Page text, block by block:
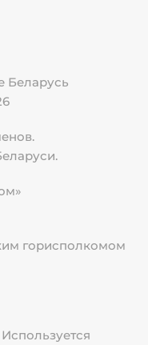
Беларусь
горисполкомом